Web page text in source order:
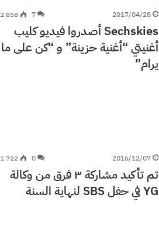
2017/04/28
7 2٬858
Sechskies أصدروا فيديو كليب
أغنيتي “أغنية حزينة” و “كن على ما
يرام”
2016/12/07
0 1٬722
تم تأكيد مشاركة ٣ فرق من وكالة
YG في حفل SBS لنهاية السنة